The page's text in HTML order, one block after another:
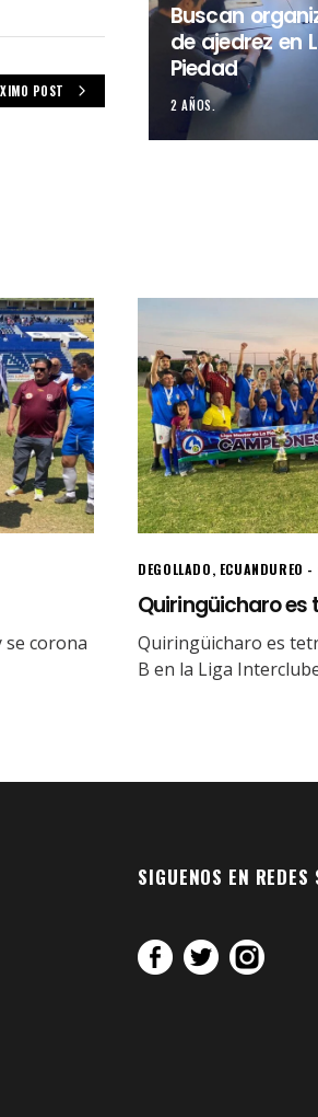
POST
Buscan
de ajedrez en
Piedad
2 AÑOS.
se corona
DEGOLLADO, ECUANDUREO
Quiringüicharo es
Quiringüicharo es
B en la Liga
SIGUENOS EN REDES